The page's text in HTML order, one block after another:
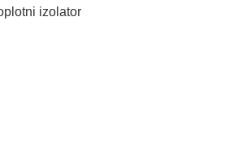
izolator